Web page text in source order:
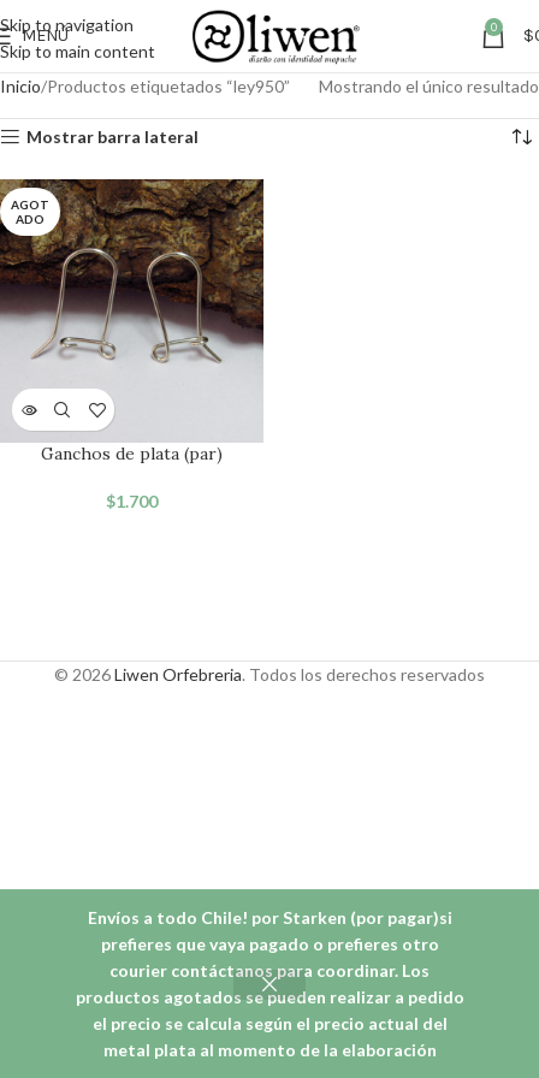
Envíos a todo Chile! por Starken (por pagar)si
prefieres que vaya pagado o prefieres otro
courier contáctanos para coordinar. Los
productos agotados se pueden realizar a pedido
el precio se calcula según el precio actual del
metal plata al momento de la elaboración
Skip to navigation
Skip to main content
MENÚ 0 $
Inicio Productos etiquetados “ley950” Mostrando el único resultado
Mostrar barra lateral
AGOT
ADO
Ganchos de plata (par)
$1.700
© 2026Liwen Orfebreria. Todos los derechos reservados